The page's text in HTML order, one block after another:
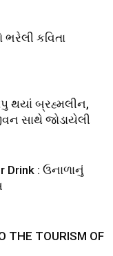
કવિતા
થયાં બ્રહ્મલીન,
સાથે જોડાયેલી
Drink : ઉનાળાનું
THE TOURISM OF